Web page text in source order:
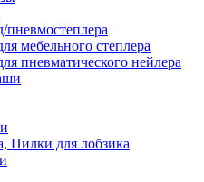
пневмостеплера
мебельного степлера
пневматического нейлера
Пилки для лобзика